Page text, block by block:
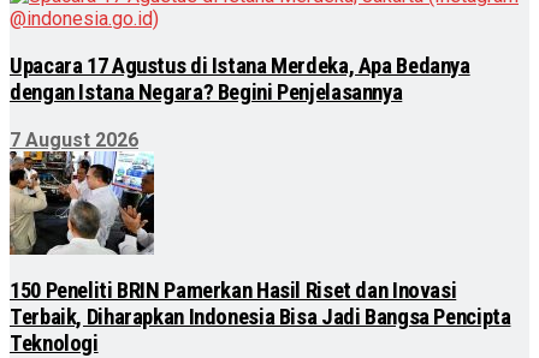
Upacara 17 Agustus di Istana Merdeka, Apa Bedanya
dengan Istana Negara? Begini Penjelasannya
7 August 2026
150 Peneliti BRIN Pamerkan Hasil Riset dan Inovasi
Terbaik, Diharapkan Indonesia Bisa Jadi Bangsa Pencipta
Teknologi